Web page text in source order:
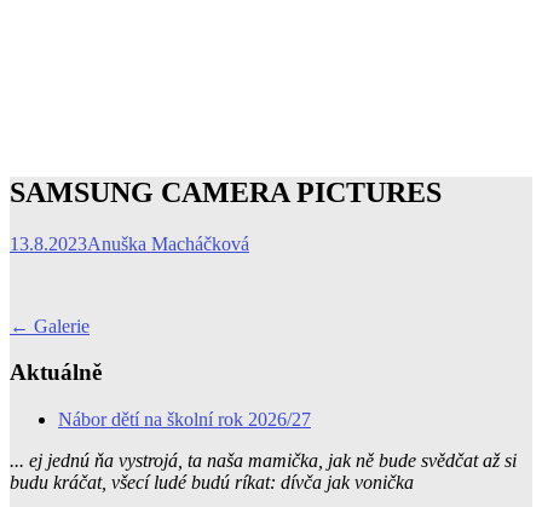
SAMSUNG CAMERA PICTURES
13.8.2023Anuška Macháčková
Post
← Galerie
Aktuálně
Nábor dětí na školní rok 2026/27
... ej jednú ňa vystrojá, ta naša mamička, jak ně bude svědčat až si
budu kráčat, všecí ludé budú ríkat: dívča jak vonička